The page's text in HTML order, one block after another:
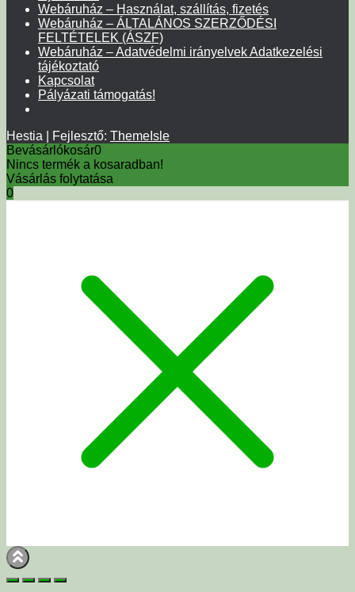
Webáruház – Használat, szállítás, fizetés
Webáruház – ÁLTALÁNOS SZERZŐDÉSI
FELTÉTELEK (ÁSZF)
Webáruház – Adatvédelmi irányelvek Adatkezelési
tájékoztató
Kapcsolat
Pályázati támogatás!
Hestia | Fejlesztő: ThemeIsle
Bevásárlókosár0
Nincs termék a kosaradban!
Vásárlás folytatása
0